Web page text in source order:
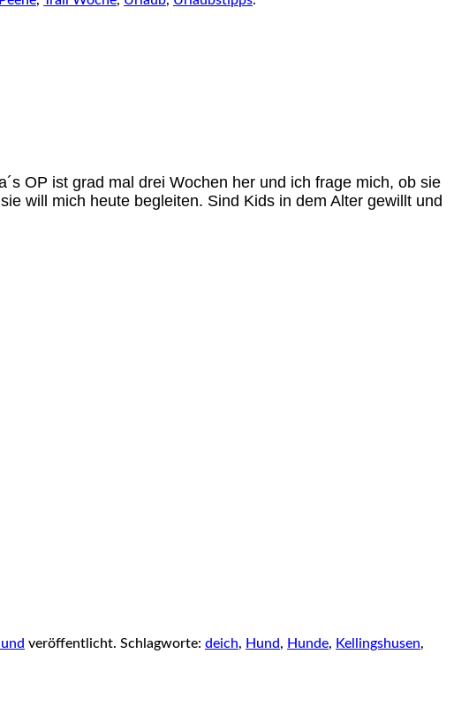
OP ist grad mal drei Wochen her und ich frage mich, ob sie
will mich heute begleiten. Sind Kids in dem Alter gewillt und
veröffentlicht. Schlagworte: deich, Hund, Hunde, Kellingshusen,